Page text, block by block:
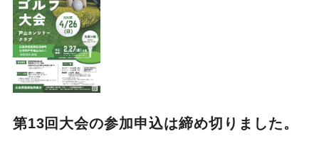
第13回大会の参加申込は締め切りました。